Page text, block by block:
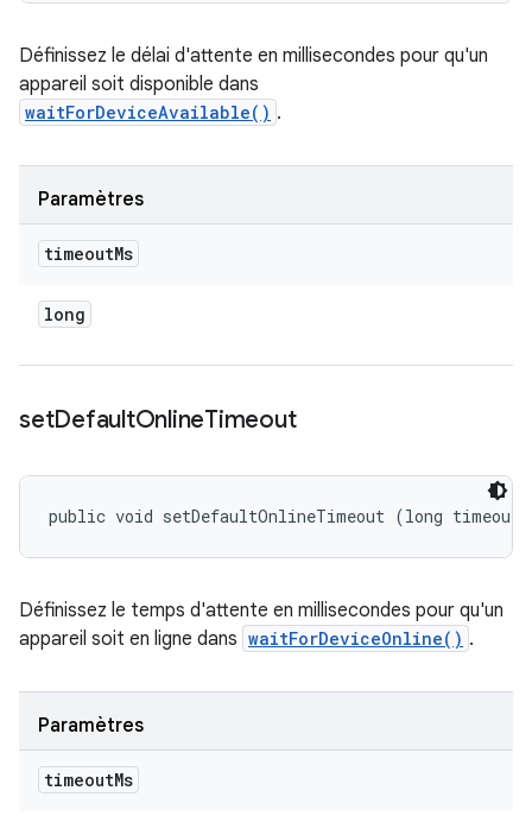
Définissez le délai d'attente en millisecondes pour qu'un
appareil soit disponible dans
waitForDeviceAvailable() .
Paramètres
timeoutMs
long
setDefaultOnlineTimeout
public void setDefaultOnlineTimeout (long
Définissez le temps d'attente en millisecondes pour qu'un
appareil soit en ligne dans waitForDeviceOnline() .
Paramètres
timeoutMs